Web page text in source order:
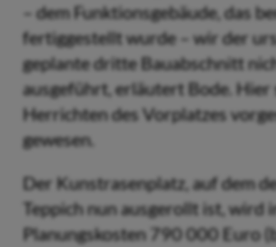
– dem Funktionsgebäude, das
fertiggestellt wurde – wir der
geplante dritte Bauabschnitt
ausgeführt, erläutert Bode. Hier
Herrichten des Vorplatzes
gewesen.
Der Kunstrasenplatz, auf dem
Teppich nun ausgerollt ist, wird
Planungskosten 790 000 Euro